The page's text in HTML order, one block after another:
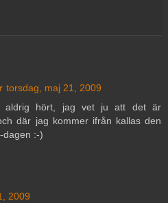
torsdag, maj 21, 2009
aldrig hört, jag vet ju att det är
där jag kommer ifrån kallas den
dagen :-)
2009